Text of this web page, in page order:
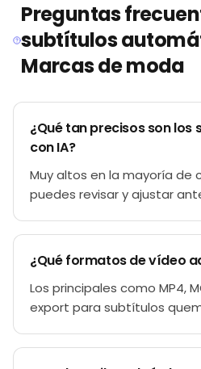
Preguntas
subtítulos
Marcas de moda
¿Qué tan precisos son
con IA?
Muy altos en la mayoría de
puedes revisar y ajustar
¿Qué formatos de vídeo
Los principales como MP4,
export para subtítulos